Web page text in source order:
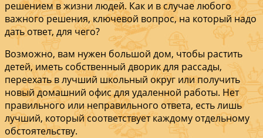
решением в жизни людей. Как и в случае любого
важного решения, ключевой вопрос, на который надо
дать ответ, для чего?
Возможно, вам нужен большой дом, чтобы растить
детей, иметь собственный дворик для рассады,
переехать в лучший школьный округ или получить
новый домашний офис для удаленной работы. Нет
правильного или неправильного ответа, есть лишь
лучший, который соответствует каждому отдельному
обстоятельству.